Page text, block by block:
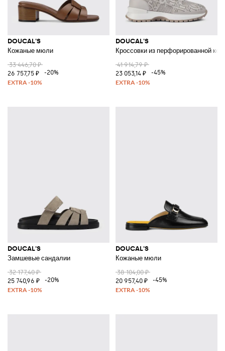
DOUCAL'S
Кожаные мюли
33 446,70 ₽
26 757,75 ₽
-20%
DOUCAL'S
Кроссовки из перфорированной
41 914,79 ₽
23 053,14 ₽
-45%
DOUCAL'S
Замшевые сандалии
32 177,40 ₽
25 740,96 ₽
-20%
DOUCAL'S
Кожаные мюли
38 104,00 ₽
20 957,40 ₽
-45%